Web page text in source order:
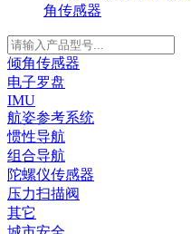
角传感器
倾角传感器
电子罗盘
IMU
航姿参考系统
惯性导航
组合导航
陀螺仪传感器
压力扫描阀
其它